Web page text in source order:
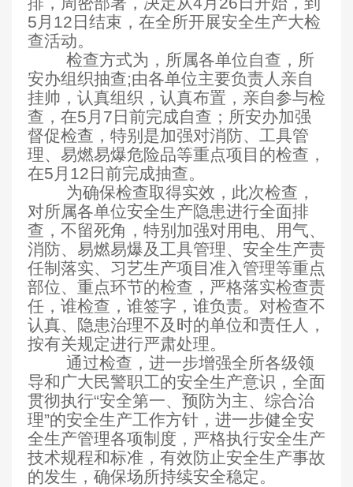
5月12日结束，在全所开展安全生产大检
查活动。
检查方式为，所属各单位自查，所
安办组织抽查;由各单位主要负责人亲自
挂帅，认真组织，认真布置，亲自参与检
查，在5月7日前完成自查；所安办加强
督促检查，特别是加强对消防、工具管
理、易燃易爆危险品等重点项目的检查，
在5月12日前完成抽查。
为确保检查取得实效，此次检查，
对所属各单位安全生产隐患进行全面排
查，不留死角，特别加强对用电、用气、
消防、易燃易爆及工具管理、安全生产责
任制落实、习艺生产项目准入管理等重点
部位、重点环节的检查，严格落实检查责
任，谁检查，谁签字，谁负责。对检查不
认真、隐患治理不及时的单位和责任人，
按有关规定进行严肃处理。
通过检查，进一步增强全所各级领
导和广大民警职工的安全生产意识，全面
贯彻执行“安全第一、预防为主、综合治
理”的安全生产工作方针，进一步健全安
全生产管理各项制度，严格执行安全生产
技术规程和标准，有效防止安全生产事故
的发生，确保场所持续安全稳定。